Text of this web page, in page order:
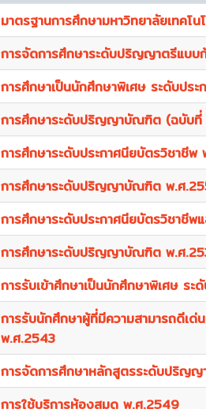
มาตรฐานการศึกษามหาวิทยาลัยเทคโ
การจัดการศึกษาระดับปริญญาตรีแบ
การศึกษาเป็นนักศึกษาพิเศษ ระดับป
การศึกษาระดับปริญญาบัณฑิต (ฉบับ
การศึกษาระดับประกาศนียบัตรวิชาชีพ
การศึกษาระดับปริญญาบัณฑิต พ.ศ
การศึกษาระดับประกาศนียบัตรวิชาชี
การศึกษาระดับปริญญาบัณฑิต พ.ศ
การรับเข้าศึกษาเป็นนักศึกษาพิเศษ
การรับนักศึกษาผู้ที่มีความสามารถดีเ
พ.ศ.2543
การจัดการศึกษาหลักสูตรระดับปริญ
การใช้บริการห้องสมุด พ.ศ.2549